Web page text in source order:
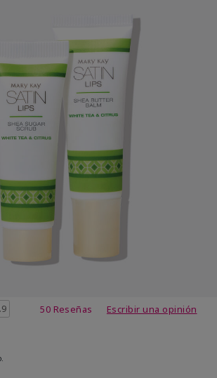
de 4,7 de 5
50 Reseñas Escribir una opinión